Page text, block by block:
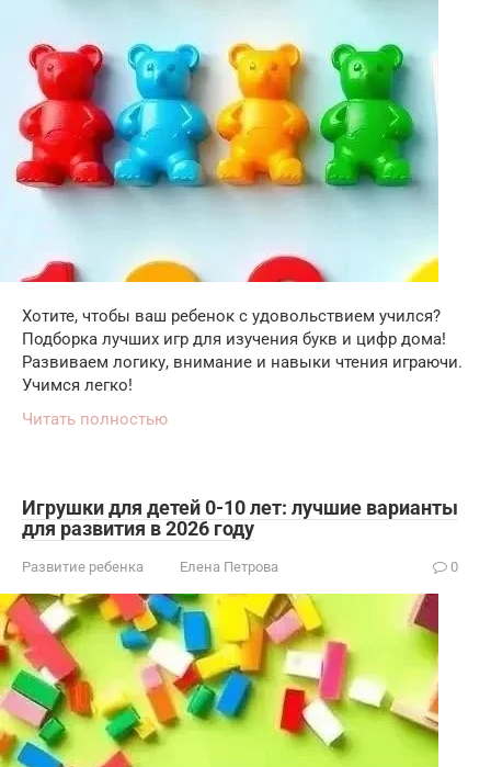
Хотите, чтобы ваш ребенок с удовольствием учился?
Подборка лучших игр для изучения букв и цифр дома!
Развиваем логику, внимание и навыки чтения играючи.
Учимся легко!
Читать полностью
Игрушки для детей 0-10 лет: лучшие варианты
для развития в 2026 году
Развитие ребенка Елена Петрова 0